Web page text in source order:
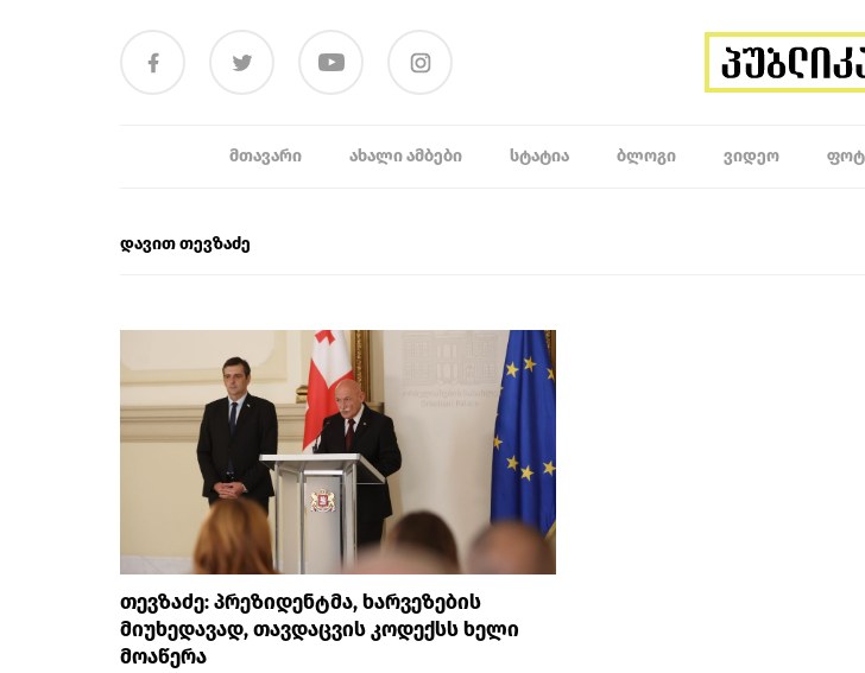
ᲛᲗᲐᲕᲐᲠᲘ ᲐᲮᲐᲚᲘ ᲐᲛᲑᲔᲑᲘ ᲡᲢᲐᲢᲘᲐ ᲑᲚᲝᲒᲘ ᲕᲘᲓᲔᲝ
დავით თევზაძე
თევზაძე: პრეზიდენტმა, ხარვეზების
მიუხედავად, თავდაცვის კოდექსს ხელი
მოაწერა